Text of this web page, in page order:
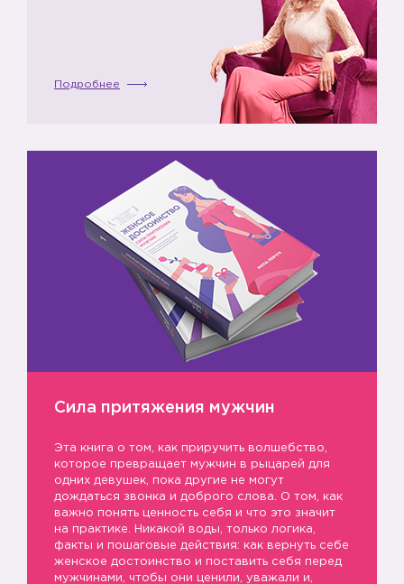
Подробнее
Сила притяжения мужчин
Эта книга о том, как приручить волшебство,
которое превращает мужчин в рыцарей для
одних девушек, пока другие не могут
дождаться звонка и доброго слова. О том, как
важно понять ценность себя и что это значит
на практике. Никакой воды, только логика,
факты и пошаговые действия: как вернуть себе
женское достоинство и поставить себя перед
мужчинами, чтобы они ценили, уважали и,